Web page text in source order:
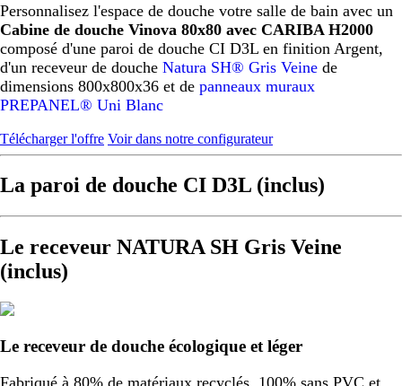
Personnalisez l'espace de douche votre salle de bain avec un
Cabine de douche Vinova 80x80 avec CARIBA H2000
composé d'une paroi de douche CI D3L en finition Argent,
d'un receveur de douche Natura SH® Gris Veine de
dimensions 800x800x36 et de panneaux muraux
PREPANEL® Uni Blanc
Télécharger l'offre Voir dans notre configurateur
La paroi de douche CI D3L (inclus)
Le receveur NATURA SH Gris Veine
(inclus)
Le receveur de douche écologique et léger
Fabriqué à 80% de matériaux recyclés, 100% sans PVC et